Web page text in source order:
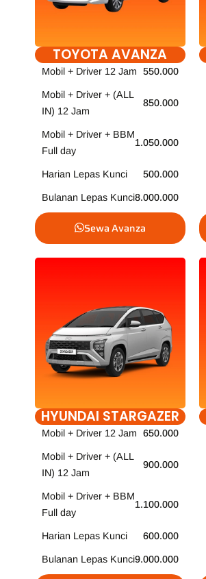
TOYOTA AVANZA
Mobil + Driver 12 Jam 550.000
Mobil + Driver + (ALL
IN) 12 Jam
850.000
Mobil + Driver + BBM
Full day
1.050.000
Harian Lepas Kunci 500.000
Bulanan Lepas Kunci8.000.000
Sewa Avanza
HYUNDAI STARGAZER
Mobil + Driver 12 Jam 650.000
Mobil + Driver + (ALL
IN) 12 Jam
900.000
Mobil + Driver + BBM
Full day
1.100.000
Harian Lepas Kunci 600.000
Bulanan Lepas Kunci9.000.000